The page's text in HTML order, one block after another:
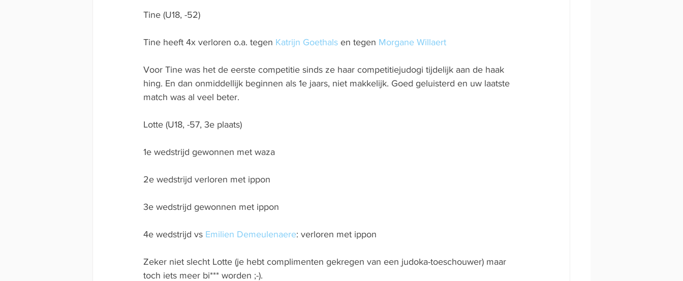
Tine (U18, -52)
Tine heeft 4x verloren o.a. tegen Katrijn Goethals en tegen Morgane Willaert
Voor Tine was het de eerste competitie sinds ze haar competitiejudogi tijdelijk aan de haak
hing. En dan onmiddellijk beginnen als 1e jaars, niet makkelijk. Goed geluisterd en uw laatste
match was al veel beter.
Lotte (U18, -57, 3e plaats)
1e wedstrijd gewonnen met waza
2e wedstrijd verloren met ippon
3e wedstrijd gewonnen met ippon
4e wedstrijd vs Emilien Demeulenaere: verloren met ippon
Zeker niet slecht Lotte (je hebt complimenten gekregen van een judoka-toeschouwer) maar
toch iets meer bi*** worden ;-).